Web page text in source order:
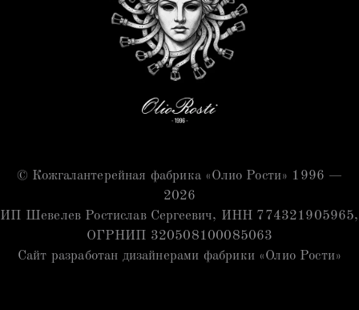
© Кожгалантерейная фабрика «Олио Рости» 1996 —
2026
ИП Шевелев Ростислав Сергеевич, ИНН 774321905965,
ОГРНИП 320508100085063
Сайт разработан дизайнерами фабрики «Олио Рости»